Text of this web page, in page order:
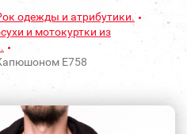
одежды и атрибутики.
и мотокуртки из
Е758